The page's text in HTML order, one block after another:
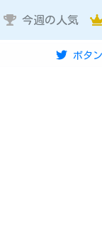
今週の人気
ボタ